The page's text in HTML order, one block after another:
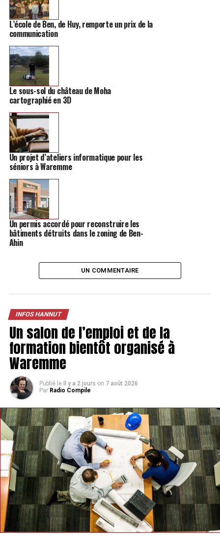
rue. Elle est consultable au service urbanisme de la
commune jusqu’au 1er février.
Le plan de la voirie.
TAGS FEATURED INFOS HANNUT
SUIVANT
l’honneur dans des vidéos
NE MANQUEZ PAS
police
L’école de Ben, de Huy, remporte un prix de la
communication
Le sous-sol du château de Moha
cartographié en 3D
Un projet d’ateliers informatique pour les
séniors à Waremme
Un permis accordé pour reconstruire les
bâtiments détruits dans le zoning de Ben-
Ahin
UN COMMENTAIRE
INFOS HANNUT
Un salon de l’emploi et de la
formation bientôt organisé à
Waremme
Publié le Il y a 2 jours on 7 août 2026
Par Radio Compile